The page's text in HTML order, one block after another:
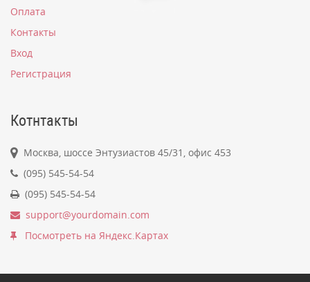
Оплата
Контакты
Вход
Регистрация
Котнтакты
Москва, шоссе Энтузиастов 45/31, офис 453
(095) 545-54-54
(095) 545-54-54
support@yourdomain.com
Посмотреть на Яндекс.Картах